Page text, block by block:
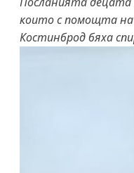
които с помощта
Костинброд бяха